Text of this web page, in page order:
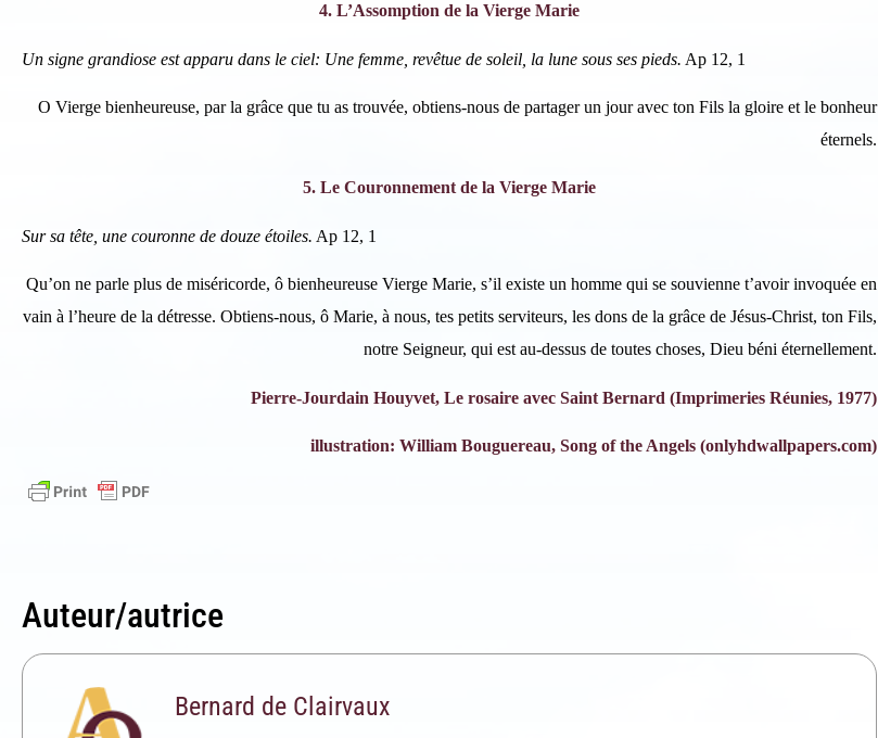
4. L’Assomption de la Vierge Marie
Un signe grandiose est apparu dans le ciel: Une femme, revêtue de soleil, la lune sous ses pieds. Ap 12, 1
O Vierge bienheureuse, par la grâce que tu as trouvée, obtiens-nous de partager un jour avec ton Fils la gloire et le bonheur
éternels.
5. Le Couronnement de la Vierge Marie
Sur sa tête, une couronne de douze étoiles. Ap 12, 1
Qu’on ne parle plus de miséricorde, ô bienheureuse Vierge Marie, s’il existe un homme qui se souvienne t’avoir invoquée en
vain à l’heure de la détresse. Obtiens-nous, ô Marie, à nous, tes petits serviteurs, les dons de la grâce de Jésus-Christ, ton Fils,
notre Seigneur, qui est au-dessus de toutes choses, Dieu béni éternellement.
Pierre-Jourdain Houyvet, Le rosaire avec Saint Bernard (Imprimeries Réunies, 1977)
illustration: William Bouguereau, Song of the Angels (onlyhdwallpapers.com)
Auteur/autrice
Bernard de Clairvaux